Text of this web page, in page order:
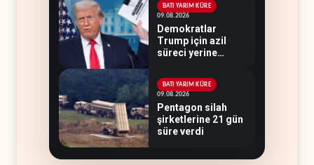
BATI YARIM KÜRE
09.08.2026
Demokratlar
Trump için azil
süreci yerine
hazırlıyor
BATI YARIM KÜRE
09.08.2026
Pentagon silah
şirketlerine 21 gün
süre verdi